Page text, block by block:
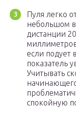
Пуля легко
небольшом
дистанции
если подует
показатель
Учитывать
спокойную